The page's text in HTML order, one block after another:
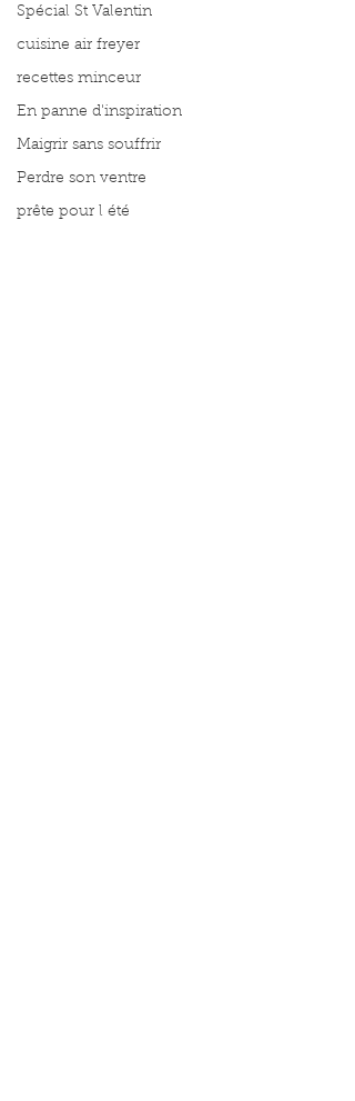
Spécial St Valentin
cuisine air freyer
recettes minceur
En panne d'inspiration
Maigrir sans souffrir
Perdre son ventre
prête pour l été